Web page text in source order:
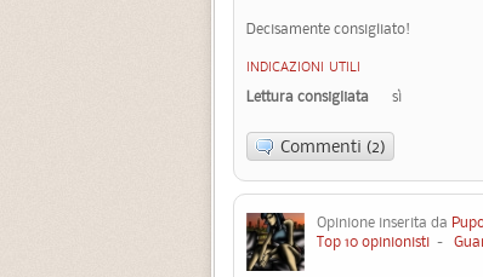
Decisamente consigliato!
INDICAZIONI UTILI
Lettura consigliata sì
Commenti (2)
Opinione inserita da
Top 10 opinionisti -